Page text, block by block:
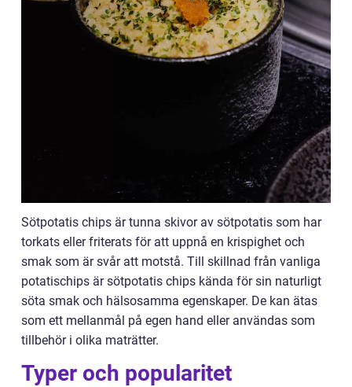
Sötpotatis chips är tunna skivor av sötpotatis som har
torkats eller friterats för att uppnå en krispighet och
smak som är svår att motstå. Till skillnad från vanliga
potatischips är sötpotatis chips kända för sin naturligt
söta smak och hälsosamma egenskaper. De kan ätas
som ett mellanmål på egen hand eller användas som
tillbehör i olika maträtter.
Typer och popularitet